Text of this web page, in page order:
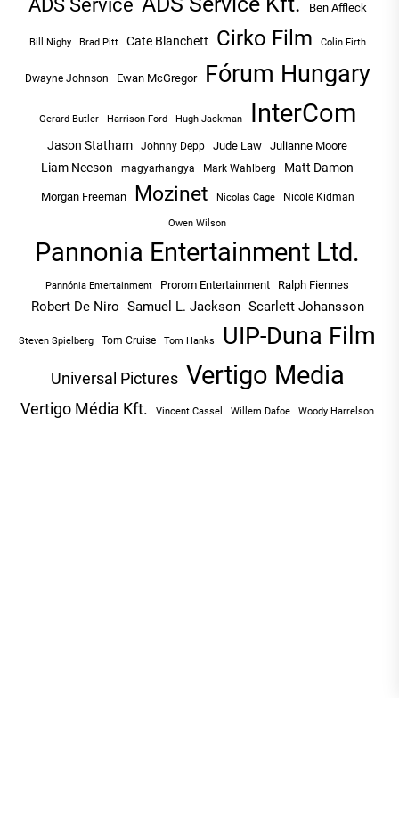
ADS Service Ben Affleck
Bill Nighy Brad Pitt Cate Blanchett Cirko Film Colin Firth
Dwayne Johnson Ewan McGregor Fórum Hungary
Gerard Butler Harrison Ford Hugh Jackman InterCom
Jason Statham Johnny Depp Jude Law Julianne Moore
Liam Neeson magyarhangya Mark Wahlberg Matt Damon
Morgan Freeman Mozinet Nicolas Cage Nicole Kidman
Owen Wilson
Pannonia Entertainment Ltd.
Pannónia Entertainment Prorom Entertainment Ralph Fiennes
Robert De Niro Samuel L. Jackson Scarlett Johansson
Steven Spielberg Tom Cruise Tom Hanks UIP-Duna Film
Universal Pictures Vertigo Media
Vertigo Média Kft. Vincent Cassel Willem Dafoe Woody Harrelson